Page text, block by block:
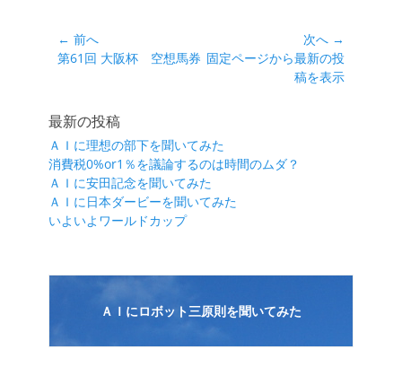
投
稿
ビ
ゲ
ー
シ
ョ
ン
← 前へ
前
稿:
第61回 大阪杯 空想馬券
次へ →
次
固定ページから最新の投
稿を表示
最新の投稿
ＡＩに理想の部下を聞いてみた
消費税0%or1％を議論するのは時間のムダ？
ＡＩに安田記念を聞いてみた
ＡＩに日本ダービーを聞いてみた
いよいよワールドカップ
ＡＩにロボット三原則を聞いてみた